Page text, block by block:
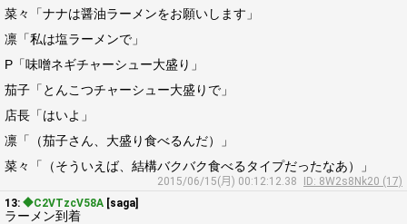
菜々「ナナは醤油ラーメンをお願いします」
凛「私は塩ラーメンで」
P「味噌ネギチャーシュー大盛り」
茄子「とんこつチャーシュー大盛りで」
店長「はいよ」
凛「（茄子さん、大盛り食べるんだ）」
菜々「（そういえば、結構バクバク食べるタイプだったなあ）」
2015/06/15(月) 00:12:12.38
ID: 8W2s8Nk20 (17)
13: ◆C2VTzcV58A [saga]
ラーメン到着